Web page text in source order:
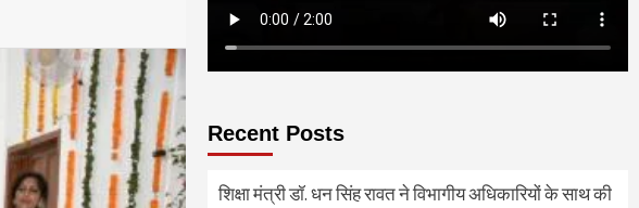
Recent Posts
शिक्षा मंत्री डॉ. धन सिंह रावत ने विभागीय अधिकारियों के साथ की